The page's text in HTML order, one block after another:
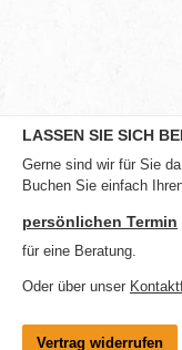
LASSEN SIE SICH
Gerne sind wir für Sie da.
Buchen Sie einfach
persönlichen Termin
für eine Beratung.
Oder über unser
Vertrag widerrufen